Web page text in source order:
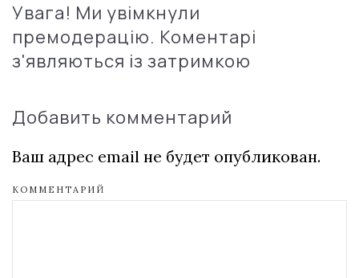
Увага! Ми увімкнули
премодерацію. Коментарі
з'являються із затримкою
Добавить комментарий
Ваш адрес email не будет опубликован.
КОММЕНТАРИЙ